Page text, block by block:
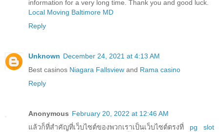
information for a very long time. Thank you and good luck.
Local Moving Baltimore MD
Reply
Unknown December 24, 2021 at 4:13 AM
Best casinos Niagara Fallsview and Rama casino
Reply
Anonymous February 20, 2022 at 12:46 AM
แล้วก็ที่สำคัญที่เว็บไซต์ของพวกเราเป็นเว็บไซต์ตรงที่ pg slot